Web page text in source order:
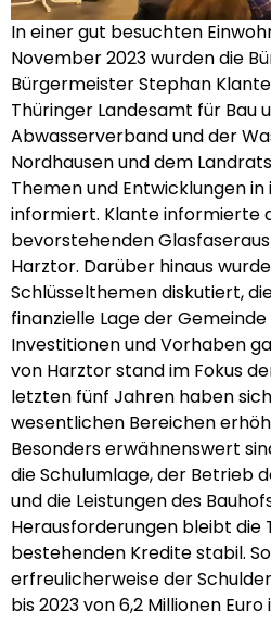
In einer gut besuchten
November 2023 wurden die
Bürgermeister Stephan
Thüringer Landesamt für Bau
Abwasserverband und der
Nordhausen und dem
Themen und Entwicklungen
informiert. Klante informierte
bevorstehenden
Harztor. Darüber hinaus
Schlüsselthemen diskutiert,
finanzielle Lage der
Investitionen und Vorhaben
von Harztor stand im Fokus
letzten fünf Jahren haben
wesentlichen Bereichen
Besonders erwähnenswert
die Schulumlage, der Betrieb
und die Leistungen des
Herausforderungen bleibt die
bestehenden Kredite stabil.
erfreulicherweise der
bis 2023 von 6,2 Millionen